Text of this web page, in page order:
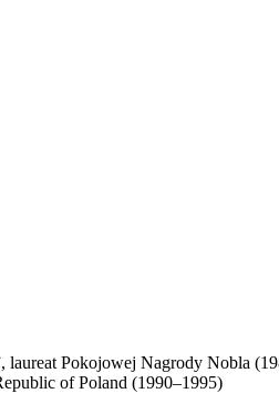
Pokojowej Nagrody Nobla
of Poland (1990–1995)